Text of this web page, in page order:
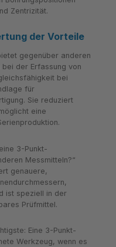
Zentrizität.
der Vorteile
gegenüber anderen
der Erfassung von
bei
für
Sie reduziert
eine
3-Punkt-
Messmitteln?“
genauere,
ist speziell in der
Prüfmittel.
Eine 3-Punkt-
Werkzeug, wenn es